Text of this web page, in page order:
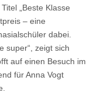
„Beste Klasse
– eine
dabei.
super“, zeigt sich
auf einen Besuch im
für Anna Vogt